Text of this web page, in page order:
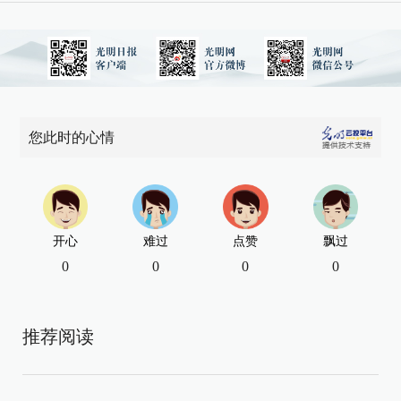
您此时的心情
开心
0
难过
0
点赞
0
飘过
0
推荐阅读